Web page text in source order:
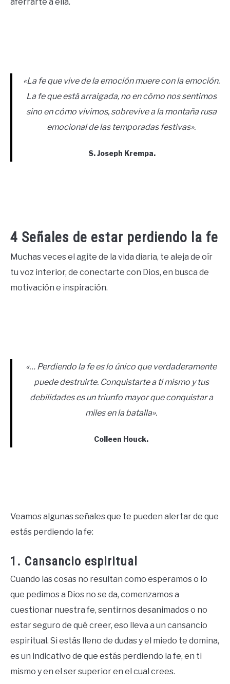
«La fe que vive de la emoción muere con la emoción.
La fe que está arraigada, no en cómo nos sentimos
sino en cómo vivimos, sobrevive a la montaña rusa
emocional de las temporadas festivas».
S. Joseph Krempa.
4 Señales de estar perdiendo la fe
Muchas veces el agite de la vida diaria, te aleja de oír
tu voz interior, de conectarte con Dios, en busca de
motivación e inspiración.
«… Perdiendo la fe es lo único que verdaderamente
puede destruirte. Conquistarte a ti mismo y tus
debilidades es un triunfo mayor que conquistar a
miles en la batalla».
Colleen Houck.
Veamos algunas señales que te pueden alertar de que
estás perdiendo la fe:
1. Cansancio espiritual
Cuando las cosas no resultan como esperamos o lo
que pedimos a Dios no se da, comenzamos a
cuestionar nuestra fe, sentirnos desanimados o no
estar seguro de qué creer, eso lleva a un cansancio
espiritual. Si estás lleno de dudas y el miedo te domina,
es un indicativo de que estás perdiendo la fe, en ti
mismo y en el ser superior en el cual crees.